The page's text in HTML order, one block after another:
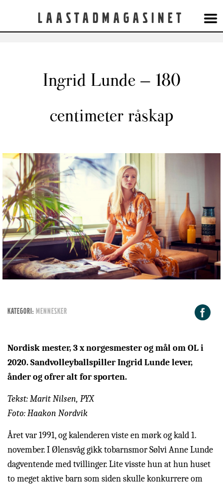
Laastadmagasinet
Ingrid Lunde – 180
centimeter råskap
KATEGORI: Mennesker
Nordisk mester, 3 x norgesmester og mål om OL i
2020. Sandvolleyballspiller Ingrid Lunde lever,
ånder og ofrer alt for sporten.
Tekst: Marit Nilsen, PYX
Foto: Haakon Nordvik
Året var 1991, og kalenderen viste en mørk og kald 1.
november. I Ølensvåg gikk tobarnsmor Sølvi Anne Lunde
dagventende med tvillinger. Lite visste hun at hun huset
to meget aktive barn som siden skulle konkurrere om